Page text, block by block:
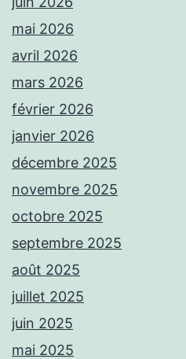
mai 2026
avril 2026
mars 2026
février 2026
janvier 2026
décembre 2025
novembre 2025
octobre 2025
septembre 2025
août 2025
juillet 2025
juin 2025
mai 2025